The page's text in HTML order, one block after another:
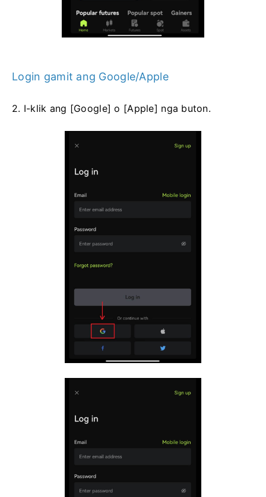
Login gamit ang Google/Apple
2. I-klik ang [Google] o [Apple] nga buton.